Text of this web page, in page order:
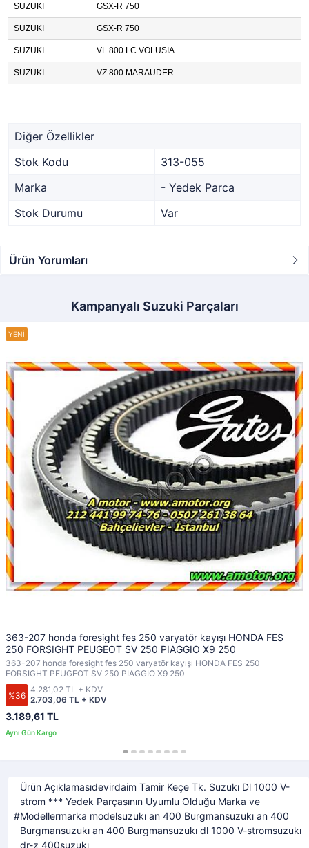
SUZUKI GSX-R 750
SUZUKI GSX-R 750
SUZUKI VL 800 LC VOLUSIA
SUZUKI VZ 800 MARAUDER
Diğer Özellikler
Stok Kodu
313-055
Marka
- Yedek Parca
Stok Durumu
Var
Ürün Yorumları
Kampanyalı Suzuki Parçaları
363-207 honda foresight fes 250 varyatör kayışı HONDA FES
250 FORSIGHT PEUGEOT SV 250 PIAGGIO X9 250
363-207 honda foresight fes 250 varyatör kayışı HONDA FES 250
FORSIGHT PEUGEOT SV 250 PIAGGIO X9 250
%36
3.189,61 TL
2.703,06 TL + KDV
4.281,02 TL + KDV
Ürün Açıklamasıdevirdaim Tamir Keçe Tk. Suzukı Dl 1000 V-
strom *** Yedek Parçasının Uyumlu Olduğu Marka ve
Modellermarka modelsuzukı an 400 Burgmansuzukı an 400
Burgmansuzukı an 400 Burgmansuzukı dl 1000 V-stromsuzukı
dr-z 400suzukı